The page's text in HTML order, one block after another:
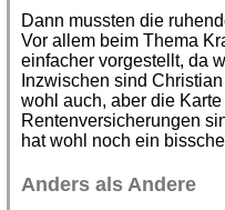
Dann mussten die
Vor allem beim Thema
einfacher vorgestellt, da
Inzwischen sind
wohl auch, aber die
Rentenversicherungen
hat wohl noch ein
Anders als Andere